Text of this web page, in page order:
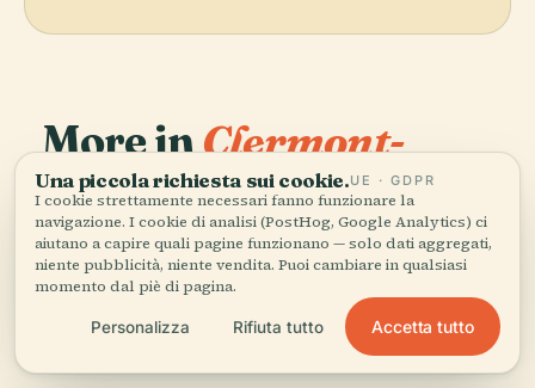
More inClermont-
Ferrand.
58 luoghi da scoprire — alcuni da abbinare.
PLACE
Cattedrale di
Clermont-
Ferrand
PLACE
Piazza di Jaude
PLACE
Notre-Dame
Du Port
PLACE
Stadio Marcel
Michelin
Una piccola richiesta sui cookie.UE · GDPR
I cookie strettamente necessari fanno funzionare la
navigazione. I cookie di analisi (PostHog, Google Analytics) ci
aiutano a capire quali pagine funzionano — solo dati aggregati,
niente pubblicità, niente vendita. Puoi cambiare in qualsiasi
momento dal piè di pagina.
Personalizza Rifiuta tutto Accetta tutto